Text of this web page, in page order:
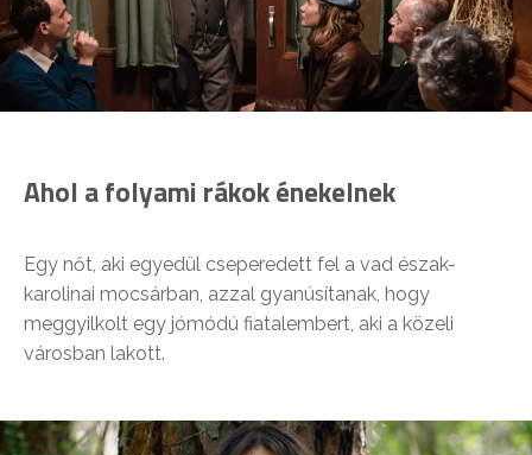
Ahol a folyami rákok énekelnek
Egy nőt, aki egyedül cseperedett fel a vad észak-
karolinai mocsárban, azzal gyanúsítanak, hogy
meggyilkolt egy jómódú fiatalembert, aki a közeli
városban lakott.